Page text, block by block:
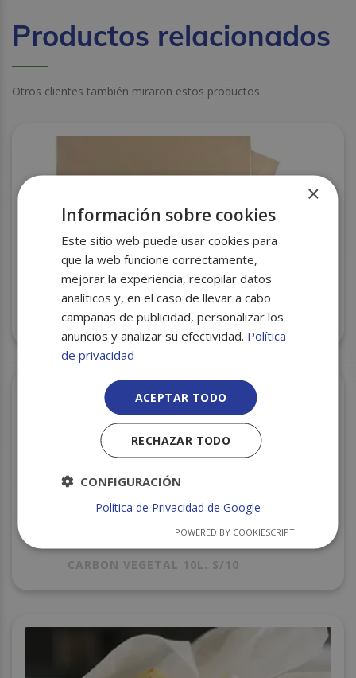
Productos relacionados
Otros clientes también miraron estos productos
PAPEL CONFITERO 32X44 C/20
CARBON VEGETAL 10L. S/10
×
Información sobre cookies
Este sitio web puede usar cookies para
que la web funcione correctamente,
mejorar la experiencia, recopilar datos
analíticos y, en el caso de llevar a cabo
campañas de publicidad, personalizar los
anuncios y analizar su efectividad. Política
de privacidad
ACEPTAR TODO
RECHAZAR TODO
CONFIGURACIÓN
Política de Privacidad de Google
POWERED BY COOKIESCRIPT